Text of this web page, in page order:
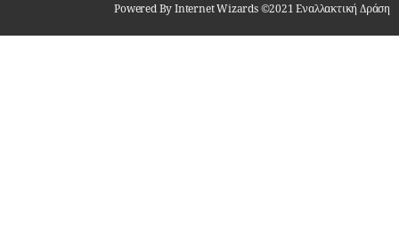
Powered By Internet Wizards ©2021 Εναλλακτική Δράση